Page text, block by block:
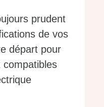
prudent
de vos
départ pour
compatibles